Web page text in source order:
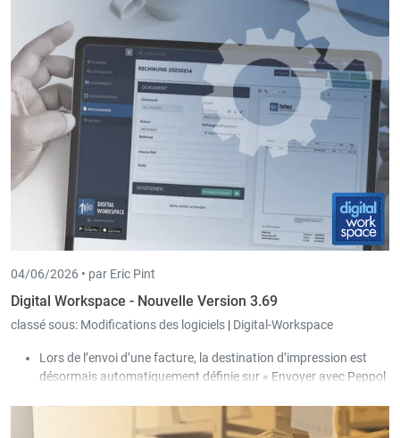
04/06/2026 • par Eric Pint
Digital Workspace - Nouvelle Version 3.69
classé sous: Modifications des logiciels | Digital-Workspace
Lors de l’envoi d’une facture, la destination d’impression est
désormais automatiquement définie sur « Envoyer avec Peppol